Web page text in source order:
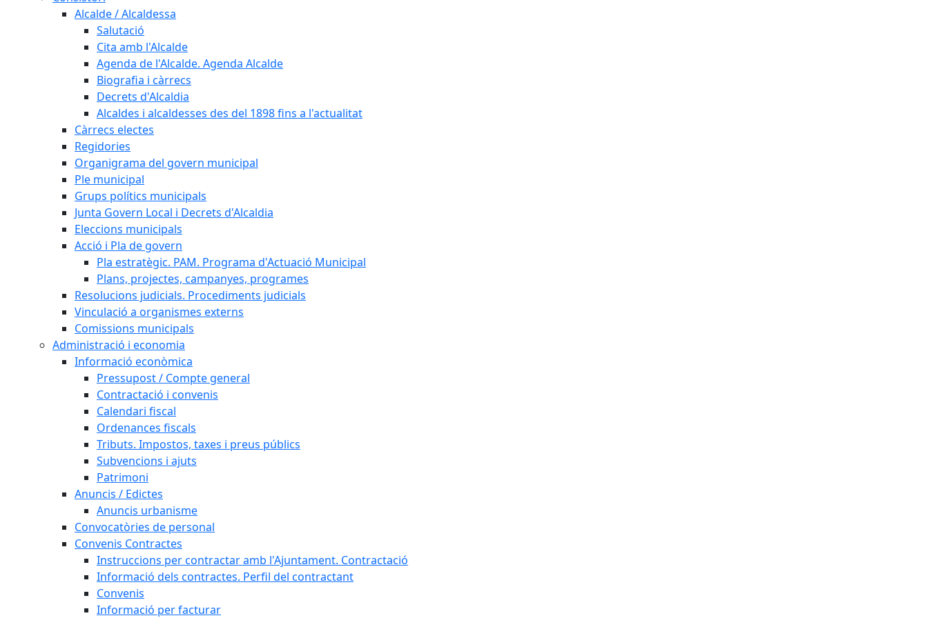
Alcalde / Alcaldessa
Salutació
Cita amb l'Alcalde
Agenda de l'Alcalde. Agenda Alcalde
Biografia i càrrecs
Decrets d'Alcaldia
Alcaldes i alcaldesses des del 1898 fins a l'actualitat
Càrrecs electes
Regidories
Organigrama del govern municipal
Ple municipal
Grups polítics municipals
Junta Govern Local i Decrets d'Alcaldia
Eleccions municipals
Acció i Pla de govern
Pla estratègic. PAM. Programa d'Actuació Municipal
Plans, projectes, campanyes, programes
Resolucions judicials. Procediments judicials
Vinculació a organismes externs
Comissions municipals
Administració i economia
Informació econòmica
Pressupost / Compte general
Contractació i convenis
Calendari fiscal
Ordenances fiscals
Tributs. Impostos, taxes i preus públics
Subvencions i ajuts
Patrimoni
Anuncis / Edictes
Anuncis urbanisme
Convocatòries de personal
Convenis Contractes
Instruccions per contractar amb l'Ajuntament. Contractació
Informació dels contractes. Perfil del contractant
Convenis
Informació per facturar